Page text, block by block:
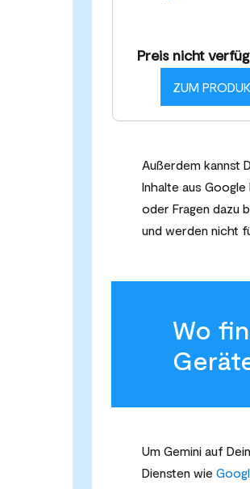
Preis nicht
ZUM
Außerdem kannst
Inhalte aus
oder Fragen dazu
und werden nicht
Wo
Um Gemini auf
Diensten wie